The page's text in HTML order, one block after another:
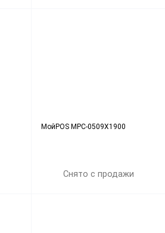
МойPOS MPC-0509X1900
Снято с продажи